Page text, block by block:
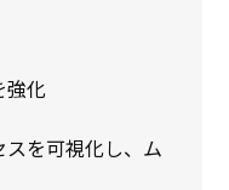
強化
を可視化し、ム